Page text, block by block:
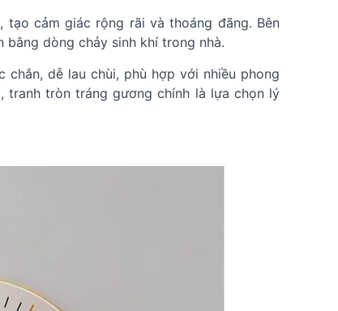
cảm giác rộng rãi và thoáng đãng. Bên
dòng chảy sinh khí trong nhà.
dễ lau chùi, phù hợp với nhiều phong
tròn tráng gương chính là lựa chọn lý